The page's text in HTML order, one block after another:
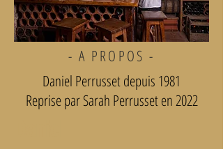
- A PROPOS -
Daniel Perrusset depuis 1981
Reprise par Sarah Perrusset en 2022